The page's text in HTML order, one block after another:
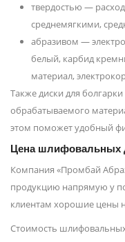
твердостью —
среднемягкими,
абразивом —
белый, карбид
материал,
Также диски для
обрабатываемого
этом поможет удобный
Цена шлифовальных
Компания «Промбай
продукцию напрямую у
клиентам хорошие цены
Стоимость шлифовальных